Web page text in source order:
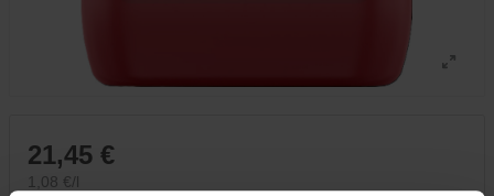
21,45 €
1,08 €/l